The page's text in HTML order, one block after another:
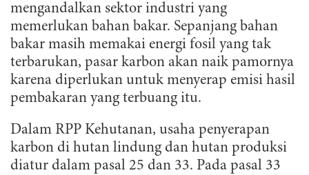
mengandalkan sektor industri yang
memerlukan bahan bakar. Sepanjang bahan
bakar masih memakai energi fosil yang tak
terbarukan, pasar karbon akan naik pamornya
karena diperlukan untuk menyerap emisi hasil
pembakaran yang terbuang itu.
Dalam RPP Kehutanan, usaha penyerapan
karbon di hutan lindung dan hutan produksi
diatur dalam pasal 25 dan 33. Pada pasal 33